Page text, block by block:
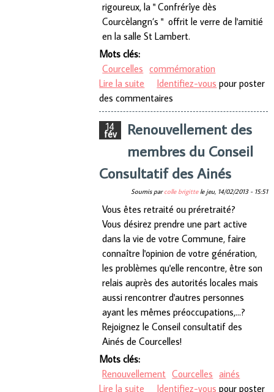
rigoureux, la " Confrérîye dès
Courcèlangn’s " offrit le verre de l'amitié
en la salle St Lambert.
Mots clés:
Courcelles commémoration
Lire la suite de Commémoration Abbé
Bougard
Identifiez-vous pour poster
des commentaires
14
fév
Renouvellement des
membres du Conseil
Consultatif des Ainés
Soumis parcolle brigittele jeu, 14/02/2013 - 15:51
Vous êtes retraité ou préretraité?
Vous désirez prendre une part active
dans la vie de votre Commune, faire
connaître l'opinion de votre génération,
les problèmes qu'elle rencontre, être son
relais auprès des autorités locales mais
aussi rencontrer d'autres personnes
ayant les mêmes préoccupations,…?
Rejoignez le Conseil consultatif des
Ainés de Courcelles!
Mots clés:
Renouvellement Courcelles ainés
Lire la suite de Renouvellement des
Identifiez-vous pour poster